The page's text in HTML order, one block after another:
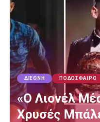
ΔΙΕΘΝΉ ΠΟΔΌΣΦΑΙΡΟ
«Ο Λιονέλ
Χρυσές